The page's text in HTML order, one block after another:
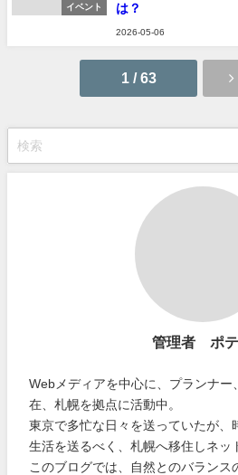
イベント
は？
2026-05-06
1 / 63
管理者 ポ
Webメディアを中心に、プランナー
在、札幌を拠点に活動中。
東京で多忙な日々を送っていたが、
生活を送るべく、札幌へ移住しネッ
このブログでは、自然とのバランス